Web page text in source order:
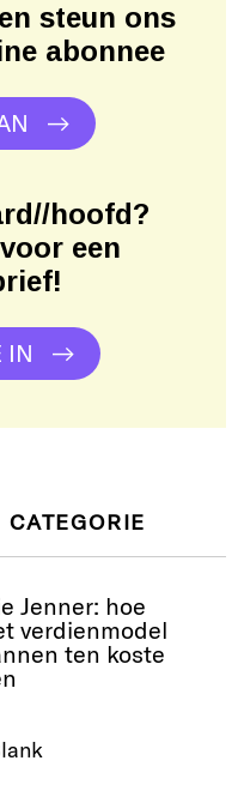
steun ons
abonnee
hoofd?
een
IN
Jenner: hoe
verdienmodel
ten koste